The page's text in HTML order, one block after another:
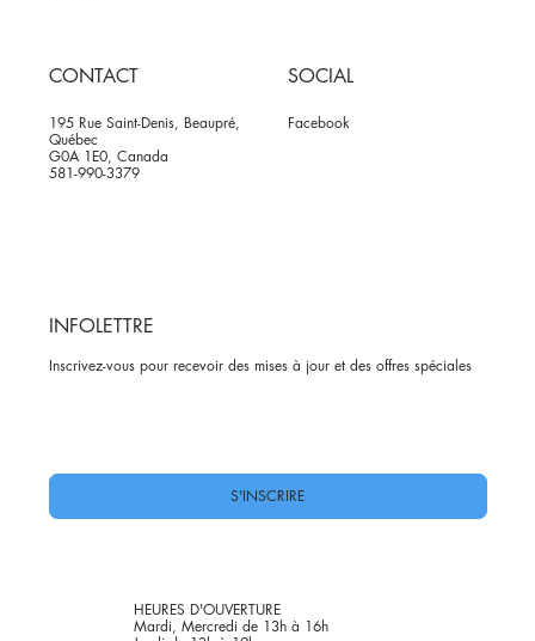
CONTACT
195 Rue Saint-Denis, Beaupré,
Québec
G0A 1E0, Canada
581-990-3379
SOCIAL
Facebook
INFOLETTRE
Inscrivez-vous pour recevoir des mises à jour et des offres spéciales
S'INSCRIRE
HEURES D'OUVERTURE
Mardi, Mercredi de 13h à 16h